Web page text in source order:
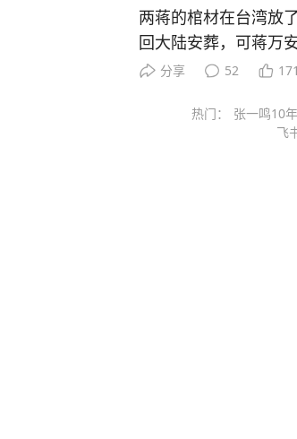
报效祖国，国我必须回。” 回国后，为了让更多的学弟学妹能够掌握
柘远将自己十几年来
赞，康辉也极力推荐。 在书中，他详尽地分享了5大模块、8大方法、100多种学习秘
娓娓道来。 书中每部分都进行了更为详细的拆分，讲解了100+学习方法。比如，如何
提高记忆力教你联想
两蒋的棺材在台湾放
回大陆安葬，可蒋万
盘棋，远不止孝道两
政治算盘。 他当上
岛内公开场合几乎
分享 52 171
热门： 张一鸣10
飞